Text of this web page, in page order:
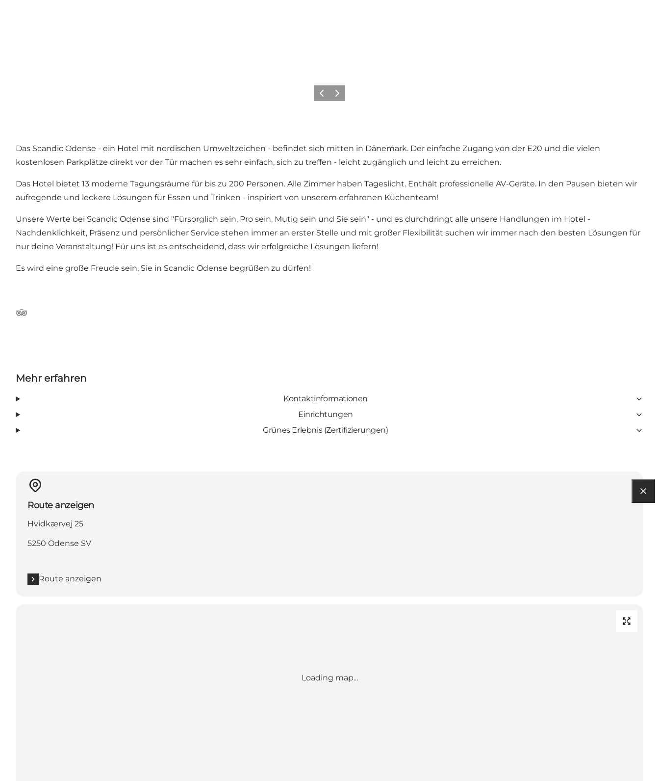
ZurückWeiter
Das Scandic Odense - ein Hotel mit nordischen Umweltzeichen - befindet sich mitten in Dänemark. Der einfache Zugang von der E20 und die vielen
kostenlosen Parkplätze direkt vor der Tür machen es sehr einfach, sich zu treffen - leicht zugänglich und leicht zu erreichen.
Das Hotel bietet 13 moderne Tagungsräume für bis zu 200 Personen. Alle Zimmer haben Tageslicht. Enthält professionelle AV-Geräte. In den Pausen bieten wir
aufregende und leckere Lösungen für Essen und Trinken - inspiriert von unserem erfahrenen Küchenteam!
Unsere Werte bei Scandic Odense sind "Fürsorglich sein, Pro sein, Mutig sein und Sie sein" - und es durchdringt alle unsere Handlungen im Hotel -
Nachdenklichkeit, Präsenz und persönlicher Service stehen immer an erster Stelle und mit großer Flexibilität suchen wir immer nach den besten Lösungen für
nur deine Veranstaltung! Für uns ist es entscheidend, dass wir erfolgreiche Lösungen liefern!
Es wird eine große Freude sein, Sie in Scandic Odense begrüßen zu dürfen!
Tripadvisor
Mehr erfahren
Kontaktinformationen
Einrichtungen
Grünes Erlebnis (Zertifizierungen)
Route anzeigen
Hvidkærvej 25
5250 Odense SV
Route anzeigen
Loading map...